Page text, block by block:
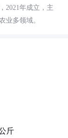
2021年成立，主
业多领域。
斤